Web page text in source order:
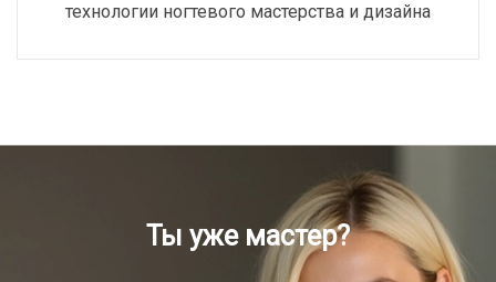
технологии ногтевого мастерства и дизайна
Ты уже мастер?